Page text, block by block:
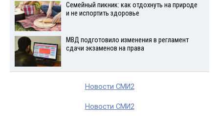
Семейный пикник: как отдохнуть на природе
и не испортить здоровье
МВД подготовило изменения в регламент
сдачи экзаменов на права
Новости СМИ2
Новости СМИ2